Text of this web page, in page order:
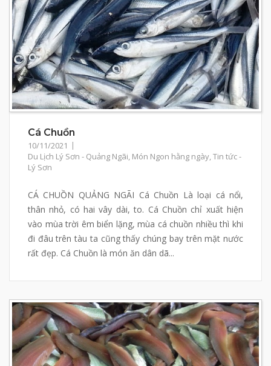
Cá Chuồn
10/11/2021
Du Lịch Lý Sơn - Quảng Ngãi Món Ngon hằng ngày Tin tức -
Lý Sơn
CÁ CHUỒN QUẢNG NGÃI Cá Chuồn Là loại cá nổi,
thân nhỏ, có hai vây dài, to. Cá Chuồn chỉ xuất hiện
vào mùa trời êm biển lặng, mùa cá chuồn nhiều thì khi
đi đâu trên tàu ta cũng thấy chúng bay trên mặt nước
rất đẹp. Cá Chuồn là món ăn dân dã...